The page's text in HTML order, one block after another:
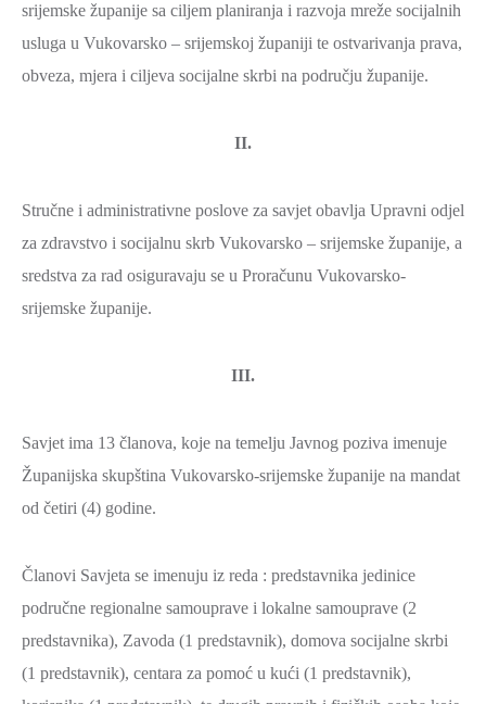
srijemske županije sa ciljem planiranja i razvoja mreže socijalnih
usluga u Vukovarsko – srijemskoj županiji te ostvarivanja prava,
obveza, mjera i ciljeva socijalne skrbi na području županije.
II.
Stručne i administrativne poslove za savjet obavlja Upravni odjel
za zdravstvo i socijalnu skrb Vukovarsko – srijemske županije, a
sredstva za rad osiguravaju se u Proračunu Vukovarsko-
srijemske županije.
III.
Savjet ima 13 članova, koje na temelju Javnog poziva imenuje
Županijska skupština Vukovarsko-srijemske županije na mandat
od četiri (4) godine.
Članovi Savjeta se imenuju iz reda : predstavnika jedinice
područne regionalne samouprave i lokalne samouprave (2
predstavnika), Zavoda (1 predstavnik), domova socijalne skrbi
(1 predstavnik), centara za pomoć u kući (1 predstavnik),